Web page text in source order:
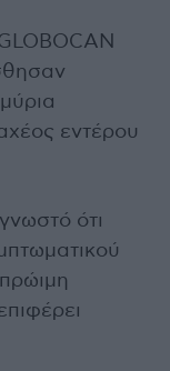
εντέρου
ότι